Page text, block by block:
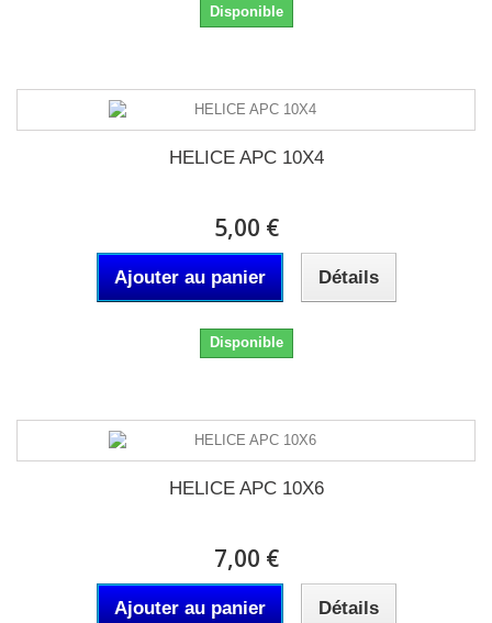
Disponible
HELICE APC 10X4
5,00 €
Ajouter au panier Détails
Disponible
HELICE APC 10X6
7,00 €
Ajouter au panier Détails